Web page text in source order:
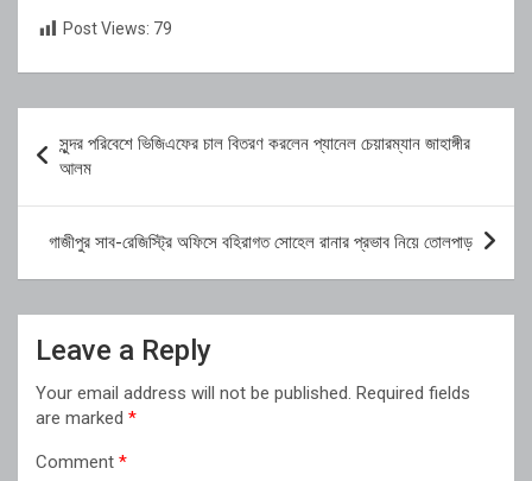
Post Views: 79
navigation
সুন্দর পরিবেশে ভিজিএফের চাল বিতরণ করলেন প্যানেল চেয়ারম্যান জাহাঙ্গীর
আলম
গাজীপুর সাব-রেজিস্ট্রি অফিসে বহিরাগত সোহেল রানার প্রভাব নিয়ে তোলপাড়
Leave a Reply
Your email address will not be published. Required fields
are marked *
Comment *